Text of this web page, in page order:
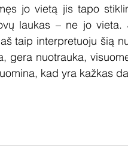
jo vietą jis tapo
laukas – ne jo
taip interpretuoju šią
gera nuotrauka,
kad yra kažkas